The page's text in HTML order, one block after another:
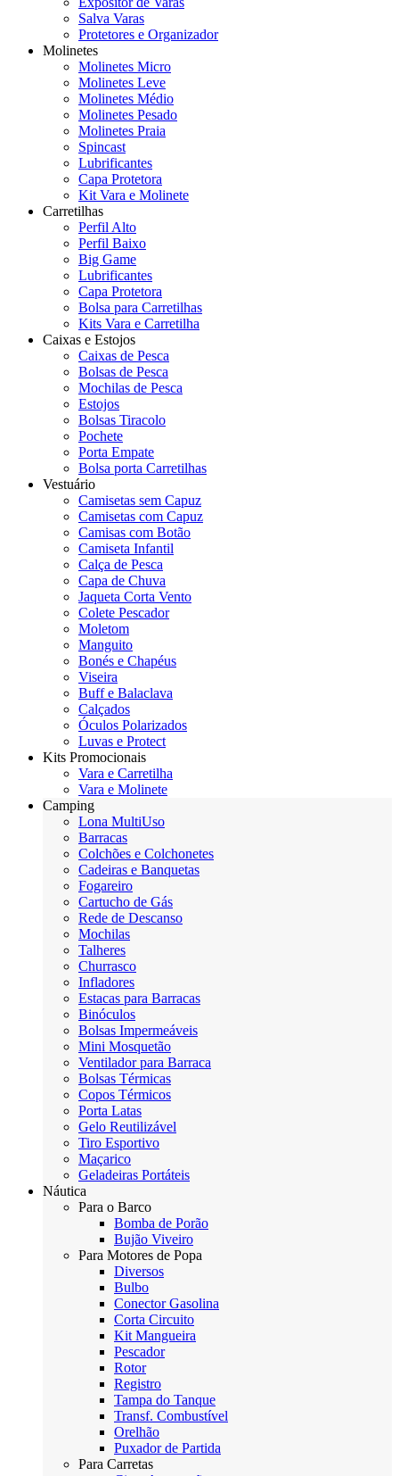
Salva Varas
Protetores e Organizador
Molinetes
Molinetes Micro
Molinetes Leve
Molinetes Médio
Molinetes Pesado
Molinetes Praia
Spincast
Lubrificantes
Capa Protetora
Kit Vara e Molinete
Carretilhas
Perfil Alto
Perfil Baixo
Big Game
Lubrificantes
Capa Protetora
Bolsa para Carretilhas
Kits Vara e Carretilha
Caixas e Estojos
Caixas de Pesca
Bolsas de Pesca
Mochilas de Pesca
Estojos
Bolsas Tiracolo
Pochete
Porta Empate
Bolsa porta Carretilhas
Vestuário
Camisetas sem Capuz
Camisetas com Capuz
Camisas com Botão
Camiseta Infantil
Calça de Pesca
Capa de Chuva
Jaqueta Corta Vento
Colete Pescador
Moletom
Manguito
Bonés e Chapéus
Viseira
Buff e Balaclava
Calçados
Óculos Polarizados
Luvas e Protect
Kits Promocionais
Vara e Carretilha
Vara e Molinete
Camping
Lona MultiUso
Barracas
Colchões e Colchonetes
Cadeiras e Banquetas
Fogareiro
Cartucho de Gás
Rede de Descanso
Mochilas
Talheres
Churrasco
Infladores
Estacas para Barracas
Binóculos
Bolsas Impermeáveis
Mini Mosquetão
Ventilador para Barraca
Bolsas Térmicas
Copos Térmicos
Porta Latas
Gelo Reutilizável
Tiro Esportivo
Maçarico
Geladeiras Portáteis
Náutica
Para o Barco
Bomba de Porão
Bujão Viveiro
Para Motores de Popa
Diversos
Bulbo
Conector Gasolina
Corta Circuito
Kit Mangueira
Pescador
Rotor
Registro
Tampa do Tanque
Transf. Combustível
Orelhão
Puxador de Partida
Para Carretas